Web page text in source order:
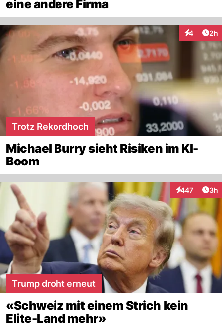
eine andere Firma
4 2h
Trotz Rekordhoch
Michael Burry sieht Risiken im KI-
Boom
447
Interaktionen
3h
Trump droht erneut
«Schweiz mit einem Strich kein
Elite-Land mehr»